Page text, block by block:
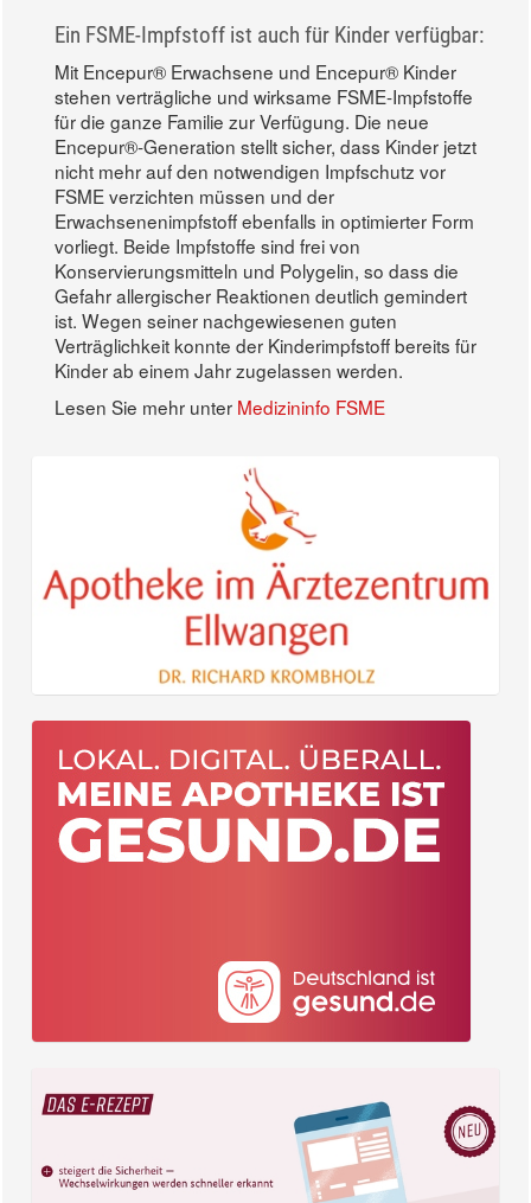
Ein FSME-Impfstoff ist auch für Kinder verfügbar:
Mit Encepur® Erwachsene und Encepur® Kinder
stehen verträgliche und wirksame FSME-Impfstoffe
für die ganze Familie zur Verfügung. Die neue
Encepur®-Generation stellt sicher, dass Kinder jetzt
nicht mehr auf den notwendigen Impfschutz vor
FSME verzichten müssen und der
Erwachsenenimpfstoff ebenfalls in optimierter Form
vorliegt. Beide Impfstoffe sind frei von
Konservierungsmitteln und Polygelin, so dass die
Gefahr allergischer Reaktionen deutlich gemindert
ist. Wegen seiner nachgewiesenen guten
Verträglichkeit konnte der Kinderimpfstoff bereits für
Kinder ab einem Jahr zugelassen werden.
Lesen Sie mehr unter Medizininfo FSME